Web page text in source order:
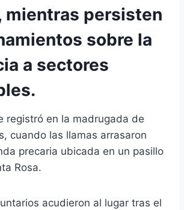
mientras persisten
sobre la
a sectores
registró en la madrugada de
cuando las llamas arrasaron
precaria ubicada en un pasillo
Rosa.
acudieron al lugar tras el